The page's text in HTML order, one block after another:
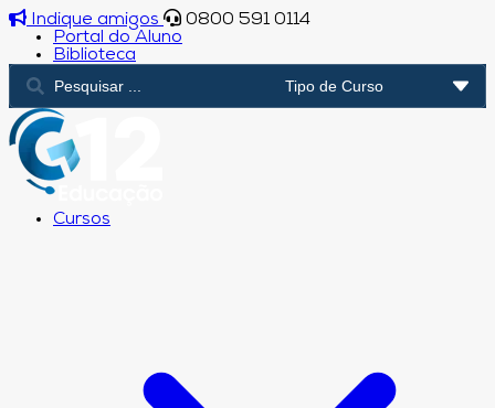
Indique amigos
0800 591 0114
Portal do Aluno
Biblioteca
Cursos